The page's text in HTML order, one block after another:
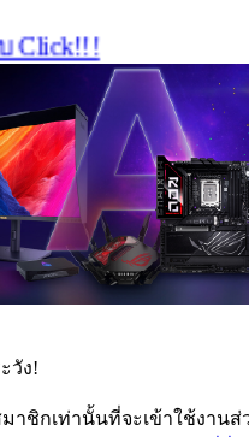
วัง!
าชิกเท่านั้นที่จะเข้าใช้งานส่